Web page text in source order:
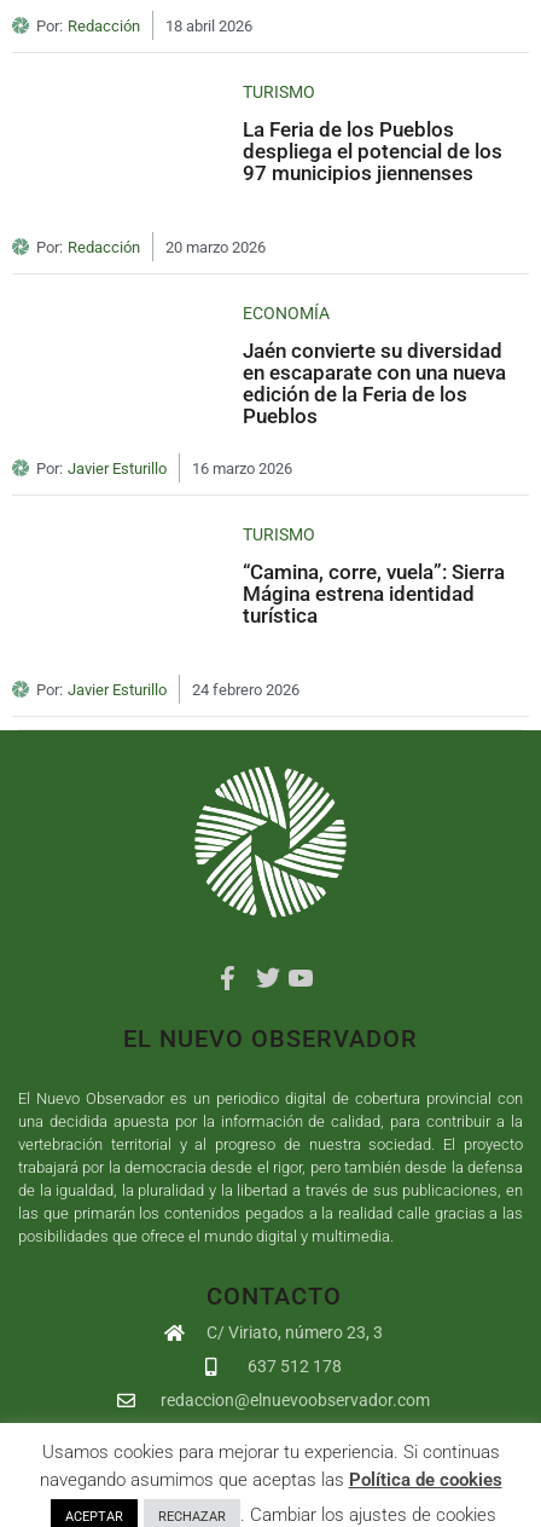
Por: Redacción 18 abril 2026
TURISMO
La Feria de los Pueblos
despliega el potencial de los
97 municipios jiennenses
Por: Redacción 20 marzo 2026
ECONOMÍA
Jaén convierte su diversidad
en escaparate con una nueva
edición de la Feria de los
Pueblos
Por: Javier Esturillo 16 marzo 2026
TURISMO
“Camina, corre, vuela”: Sierra
Mágina estrena identidad
turística
Por: Javier Esturillo 24 febrero 2026
EL NUEVO OBSERVADOR
El Nuevo Observador es un periodico digital de cobertura provincial con
una decidida apuesta por la información de calidad, para contribuir a la
vertebración territorial y al progreso de nuestra sociedad. El proyecto
trabajará por la democracia desde el rigor, pero también desde la defensa
de la igualdad, la pluralidad y la libertad a través de sus publicaciones, en
las que primarán los contenidos pegados a la realidad calle gracias a las
posibilidades que ofrece el mundo digital y multimedia.
CONTACTO
C/ Viriato, número 23, 3
637 512 178
redaccion@elnuevoobservador.com
Copyright ©2026 El Nuevo Observador | Sumurdigital Diseño web
yDesarrollo| All Rights Reserved |
Privacidad|Política de cookies|User
Usamos cookies para mejorar tu experiencia. Si continuas
navegando asumimos que aceptas las Política de cookies
ACEPTAR RECHAZAR . Cambiar los ajustes de cookies